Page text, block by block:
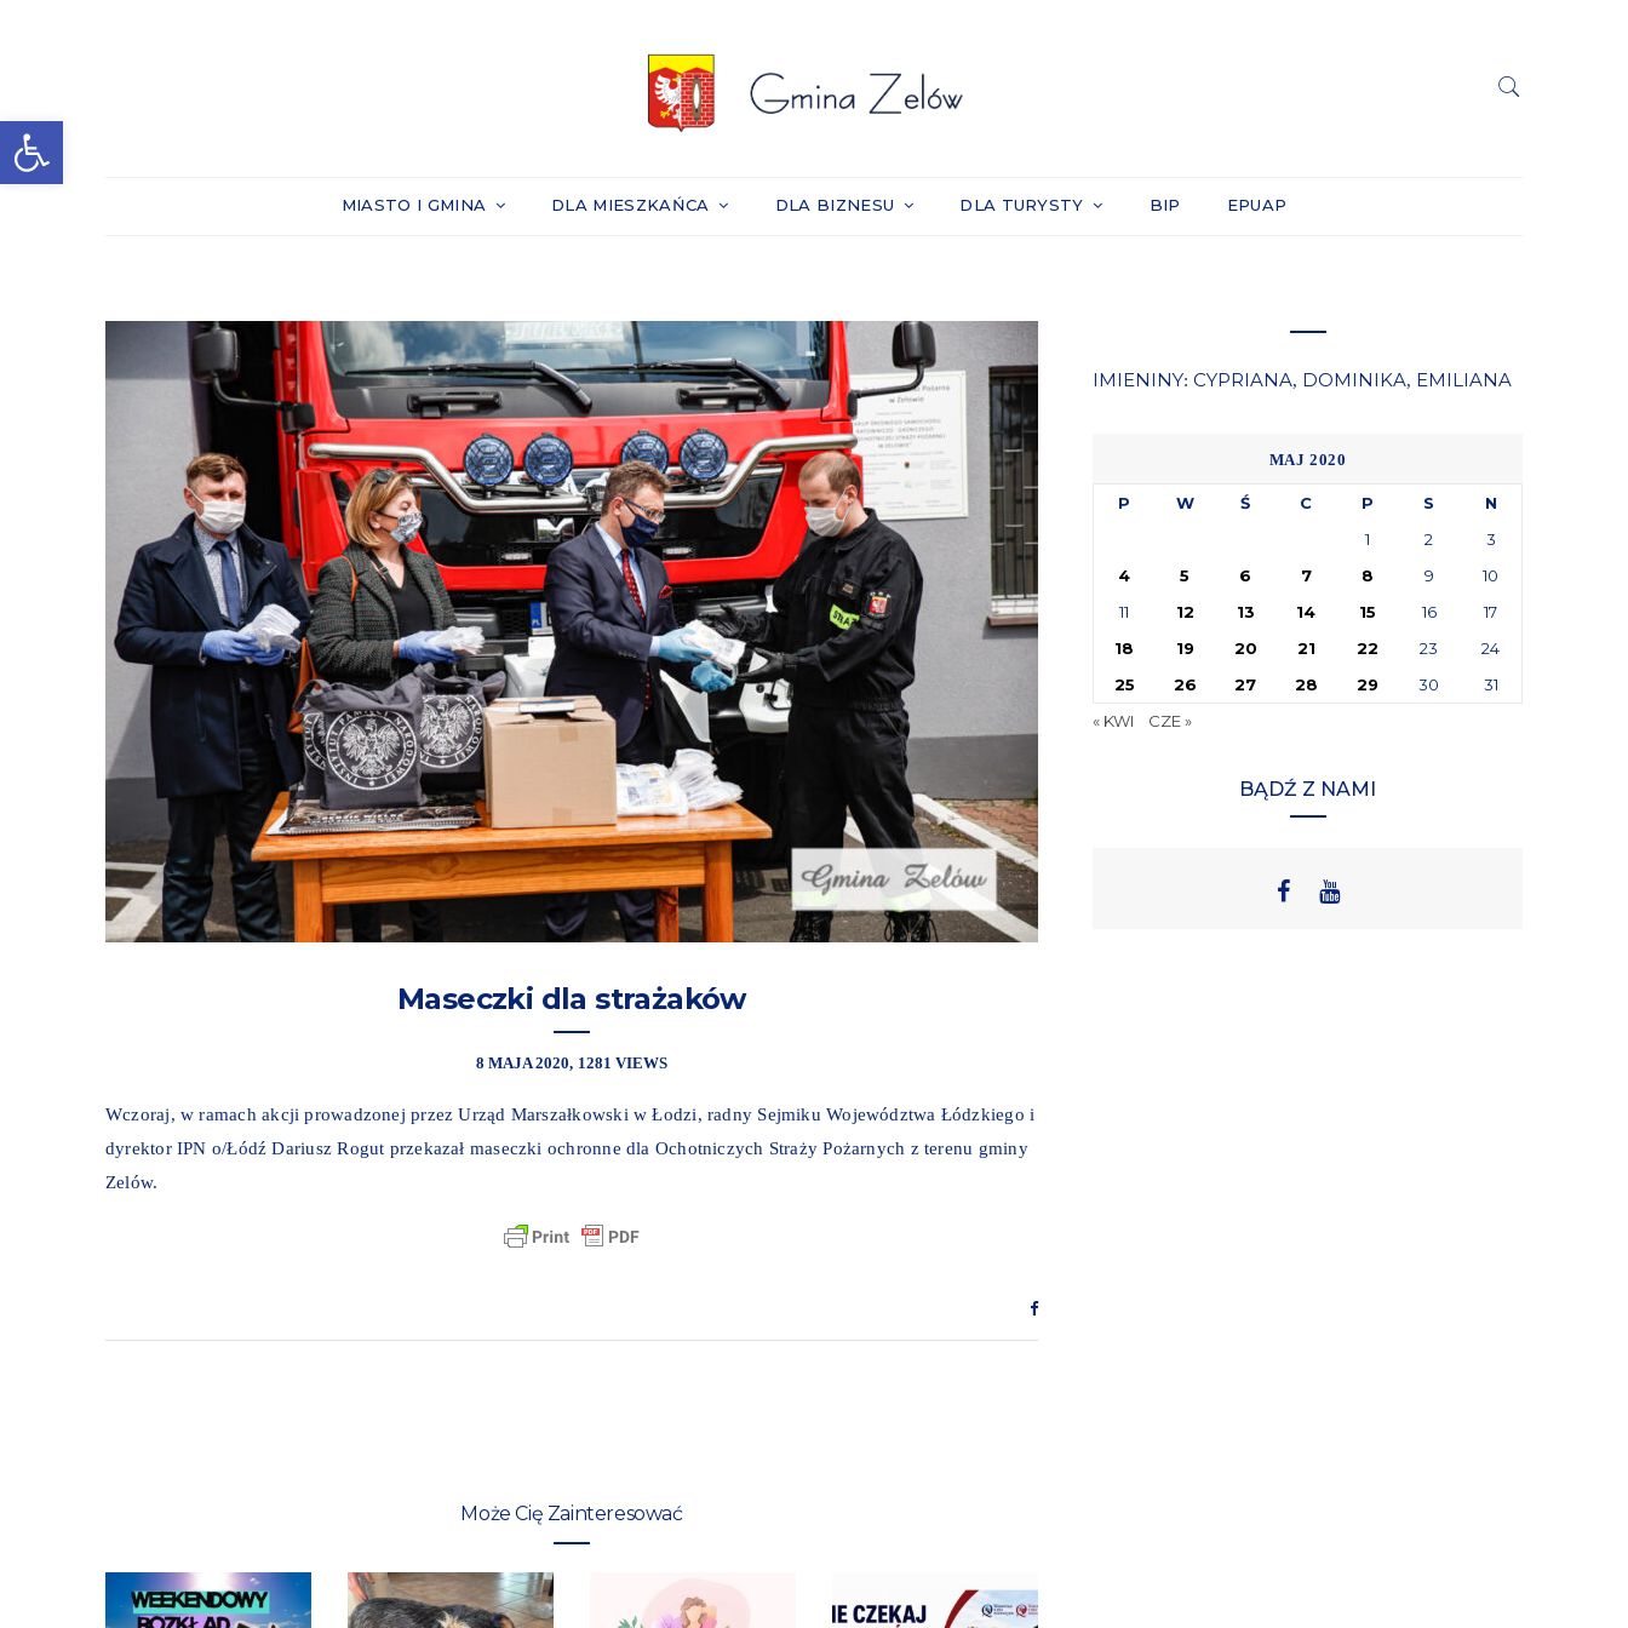
Otwórz pasek narzędzi
MIASTO I GMINA DLA MIESZKAŃCA DLA BIZNESU DLA TURYSTY BIP EPUAP
Maseczki dla strażaków
8 MAJA 2020 1281 VIEWS
Wczoraj, w ramach akcji prowadzonej przez Urząd Marszałkowski w Łodzi, radny Sejmiku Województwa Łódzkiego i
dyrektor IPN o/Łódź Dariusz Rogut przekazał maseczki ochronne dla Ochotniczych Straży Pożarnych z terenu gminy
Zelów.
Może Cię Zainteresować
IMIENINY: CYPRIANA, DOMINIKA, EMILIANA
MAJ 2020
P W Ś C P S
N
1
2
3
4
5 6 7 8 9
10
11
12 13 14 15 16
17
18
19 20 21 22 23
24
25
26 27 28 29 30
31
« KWI
CZE »
BĄDŹ Z NAMI